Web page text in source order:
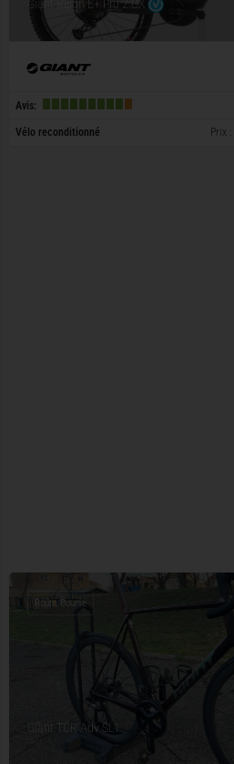
Giant Reign E+ Pro 2 GX
Avis:
Vélo reconditionné Prix :
Giant TCR Adv SL1
Route, Course